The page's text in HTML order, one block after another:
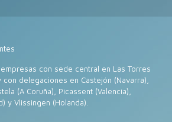
con sede central en Las Torres
con delegaciones en Castejón (Navarra),
(A Coruña), Picassent (Valencia),
y Vlissingen (Holanda).